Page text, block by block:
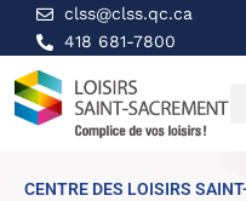
clss@clss.qc.ca
418 681-7800
CENTRE DES LOISIRS